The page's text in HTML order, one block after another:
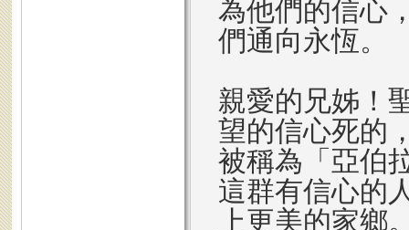
為他們的信心
們通向永恆。
親愛的兄姊！
望的信心死的
被稱為「亞伯
這群有信心的
上更美的家鄉